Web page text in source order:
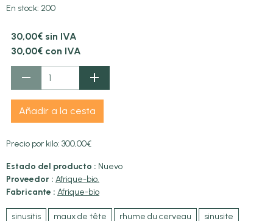
En stock: 200
30,00€ sin IVA
30,00€ con IVA
Añadir a la cesta
Precio por kilo: 300,00€
Estado del producto : Nuevo
Proveedor : Afrique-bio.
Fabricante : Afrique-bio
sinusitis maux de tête rhume du cerveau
sinusite